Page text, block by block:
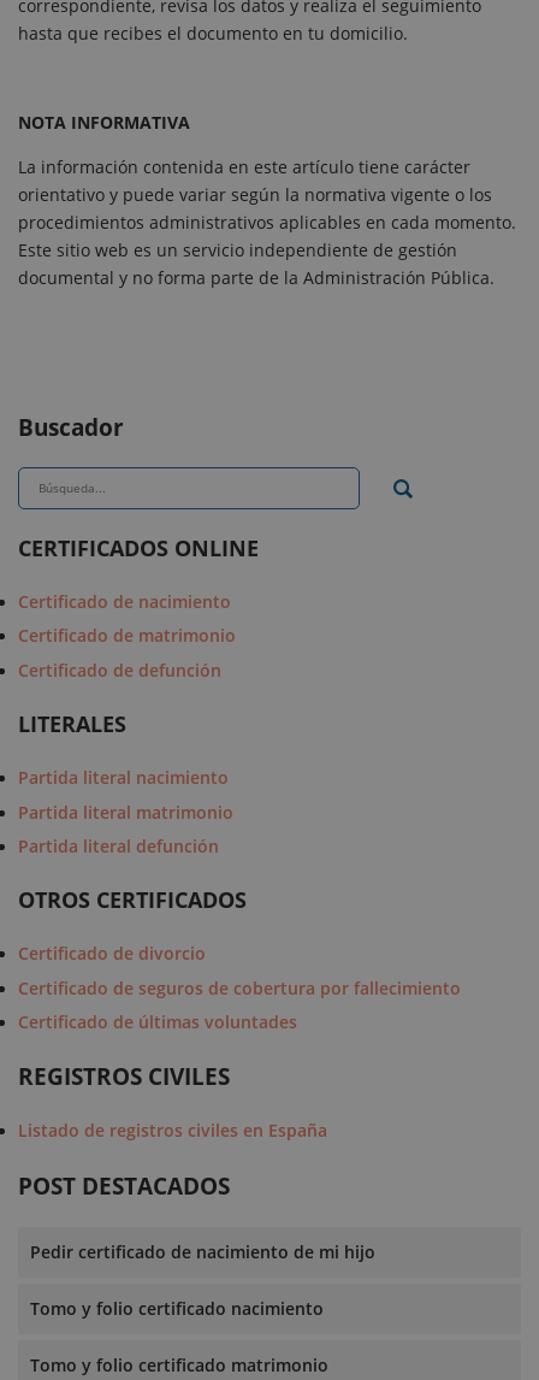
correspondiente, revisa los datos y realiza el seguimiento
hasta que recibes el documento en tu domicilio.
NOTA INFORMATIVA
La información contenida en este artículo tiene carácter
orientativo y puede variar según la normativa vigente o los
procedimientos administrativos aplicables en cada momento.
Este sitio web es un servicio independiente de gestión
documental y no forma parte de la Administración Pública.
Buscador
CERTIFICADOS ONLINE
Certificado de nacimiento
Certificado de matrimonio
Certificado de defunción
LITERALES
Partida literal nacimiento
Partida literal matrimonio
Partida literal defunción
OTROS CERTIFICADOS
Certificado de divorcio
Certificado de seguros de cobertura por fallecimiento
Certificado de últimas voluntades
REGISTROS CIVILES
Listado de registros civiles en España
POST DESTACADOS
Pedir certificado de nacimiento de mi hijo
Tomo y folio certificado nacimiento
Tomo y folio certificado matrimonio